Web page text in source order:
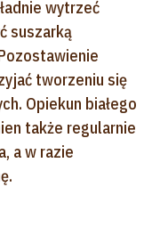
wytrzeć
suszarką
tworzeniu się
Opiekun białego
także regularnie
a w razie